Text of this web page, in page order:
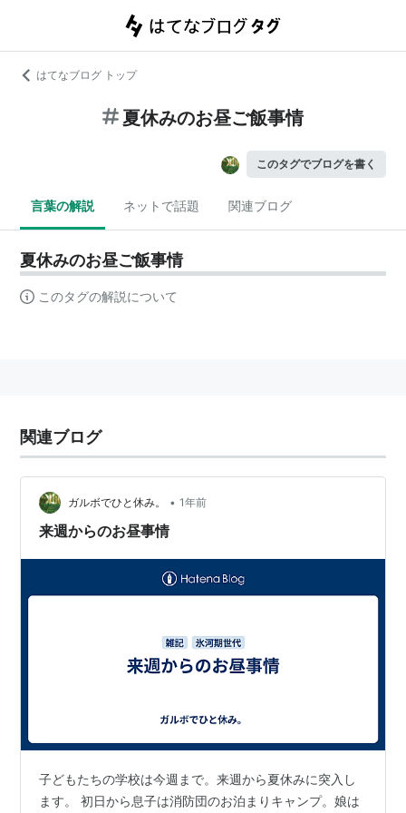
はてなブログ トップ
夏休みのお昼ご飯事情
このタグでブログを書く
言葉の解説 ネットで話題 関連ブログ
夏休みのお昼ご飯事情
このタグの解説について
関連ブログ
ガルボでひと休み。 • 1年前
来週からのお昼事情
子どもたちの学校は今週まで。来週から夏休みに突入し
ます。 初日から息子は消防団のお泊まりキャンプ。娘は